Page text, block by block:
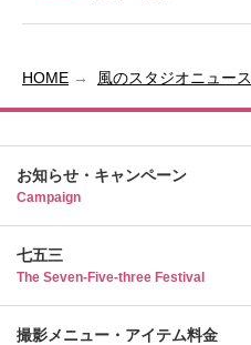
HOME 風のスタジオニュース
お知らせ・キャンペーン
Campaign
七五三
The Seven-Five-three Festival
撮影メニュー・アイテム料金